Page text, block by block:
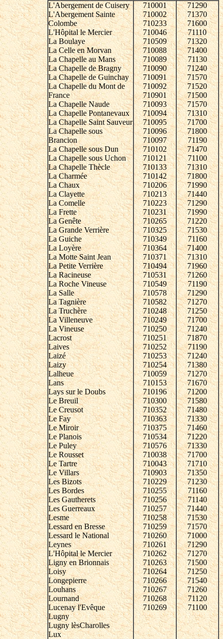
L'Abergement de Cuisery
L'Abergement Sainte
Colombe
L'Hôpital le Mercier
La Boulaye
La Celle en Morvan
La Chapelle au Mans
La Chapelle de Bragny
La Chapelle de Guinchay
La Chapelle du Mont de
France
La Chapelle Naude
La Chapelle Pontanevaux
La Chapelle Saint Sauveur
La Chapelle sous
Brancion
La Chapelle sous Dun
La Chapelle sous Uchon
La Chapelle Thècle
La Charmée
La Chaux
La Clayette
La Comelle
La Frette
La Genête
La Grande Verrière
La Guiche
La Loyère
La Motte Saint Jean
La Petite Verrière
La Racineuse
La Roche Vineuse
La Salle
La Tagnière
La Truchère
La Villeneuve
La Vineuse
Lacrost
Laives
Laizé
Laizy
Lalheue
Lans
Lays sur le Doubs
Le Breuil
Le Creusot
Le Fay
Le Miroir
Le Planois
Le Puley
Le Rousset
Le Tartre
Le Villars
Les Bizots
Les Bordes
Les Gautherets
Les Guerreaux
Lesme
Lessard en Bresse
Lessard le National
Leynes
L'Hôpital le Mercier
Ligny en Brionnais
Loisy
Longepierre
Louhans
Lournand
Lucenay l'Evêque
Lugny
Lugny lèsCharolles
Lux
710001
710002
710233
710046
710509
710088
710089
710090
710091
710092
710901
710093
710094
710095
710096
710097
710102
710121
710133
710142
710206
710213
710223
710231
710265
710325
710349
710364
710371
710494
710531
710549
710578
710582
710248
710249
710250
710251
710252
710253
710254
710059
710153
710196
710300
710352
710363
710375
710534
710576
710038
710043
710903
710229
710255
710256
710257
710258
710259
710260
710261
710262
710263
710264
710266
710267
710268
710269
71290
71370
71600
71110
71320
71400
71130
71240
71570
71520
71500
71570
71310
71700
71800
71190
71470
71100
71310
71800
71990
71440
71290
71990
71220
71530
71160
71400
71310
71960
71260
71190
71290
71270
71250
71700
71240
71870
71190
71240
71380
71270
71670
71200
71580
71480
71330
71460
71220
71330
71700
71710
71350
71230
71160
71140
71440
71530
71570
71000
71290
71270
71500
71250
71540
71260
71120
71100